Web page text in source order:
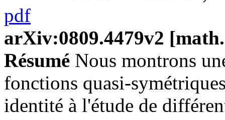
pdf
arXiv:0809.4479v2
Résumé Nous montrons
fonctions quasi-
identité à l'étude de